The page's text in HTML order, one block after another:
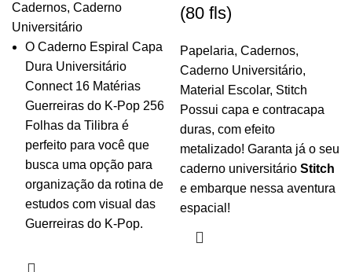
Cadernos, Caderno
Universitário
O Caderno Espiral Capa
Dura Universitário
Connect 16 Matérias
Guerreiras do K-Pop 256
Folhas da Tilibra é
perfeito para você que
busca uma opção para
organização da rotina de
estudos com visual das
Guerreiras do K-Pop.
(80 fls)
Papelaria, Cadernos,
Caderno Universitário,
Material Escolar, Stitch
Possui capa e contracapa
duras, com efeito
metalizado! Garanta já o seu
caderno universitário Stitch
e embarque nessa aventura
espacial!